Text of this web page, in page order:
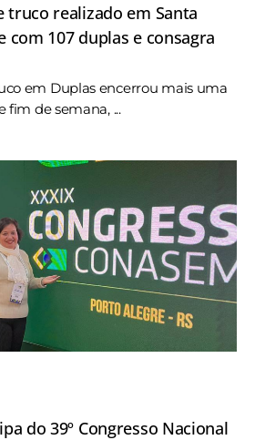
truco realizado em Santa
com 107 duplas e consagra
em Duplas encerrou mais uma
fim de semana, ...
do 39º Congresso Nacional